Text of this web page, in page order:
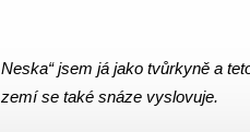
Neska“ jsem já jako tvůrkyně a
zemí se také snáze vyslovuje.